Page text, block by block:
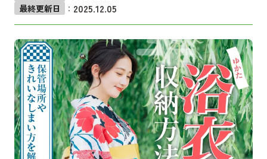
最終更新日 ： 2025.12.05